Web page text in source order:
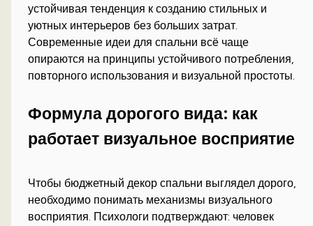
устойчивая тенденция к созданию стильных и
уютных интерьеров без больших затрат.
Современные идеи для спальни всё чаще
опираются на принципы устойчивого потребления,
повторного использования и визуальной простоты.
Формула дорогого вида: как
работает визуальное восприятие
Чтобы бюджетный декор спальни выглядел дорого,
необходимо понимать механизмы визуального
восприятия. Психологи подтверждают: человек